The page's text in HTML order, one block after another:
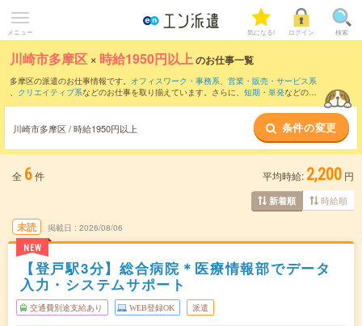
メニュー 気になる! ログイン 検索
川崎市多摩区 × 時給1950円以上のお仕事一覧
多摩区の派遣のお仕事情報です。 オフィスワーク・事務系、 営業・販売・サービス系
、 クリエイティブ系などのお仕事を取り揃えています。さらに、 短期 ・ 単発などの期
川崎市多摩区 / 時給1950円以上 条件の変更
全 6件 平均時給: 2,200 円
新着順 時給順
未読
NEW
掲載日 2026/08/06
【登戸駅3分】総合病院＊医療情報部でデータ
入力・システムサポート
交通費別途支給あり WEB登録OK 派遣